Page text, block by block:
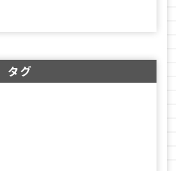
タグ